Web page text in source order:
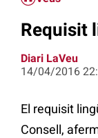
Requisit
Diari LaVeu
14/04/2016
El requisit
Consell,